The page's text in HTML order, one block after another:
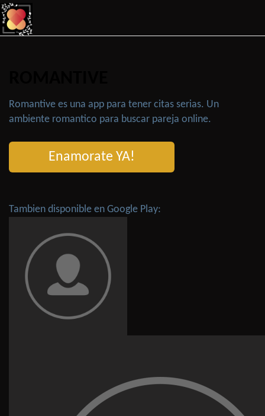
Romantive es una app para tener citas serias. Un
ambiente romantico para buscar pareja online.
Enamorate YA!
Tambien disponible en Google Play: